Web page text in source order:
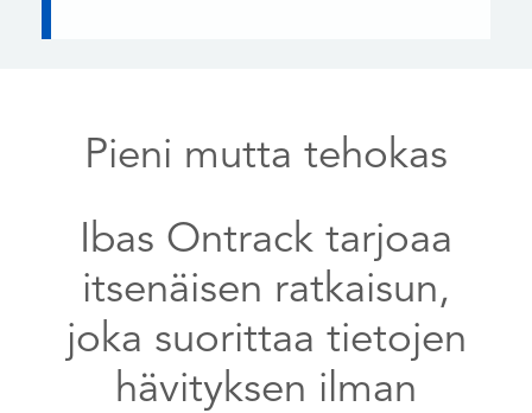
Pieni mutta tehokas
Ibas Ontrack tarjoaa
itsenäisen ratkaisun,
joka suorittaa tietojen
hävityksen ilman